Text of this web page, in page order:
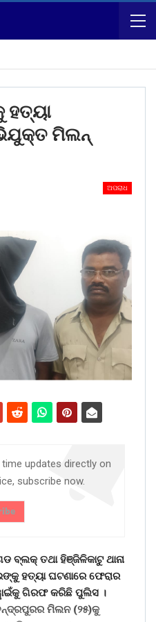
ହତ୍ୟା
ମିଲନ୍
ଅପରାଧ
time updates directly on
subscribe now.
ବ୍ଲକ୍ ତଥା ହିଞ୍ଜିଳିକାଟୁ ଥାନା
ହତ୍ୟା ଘଟଣାରେ ଫେରାର
ଗିରଫ କରିଛି ପୁଲିସ ।
ମିଲନ (୨୫)କୁ